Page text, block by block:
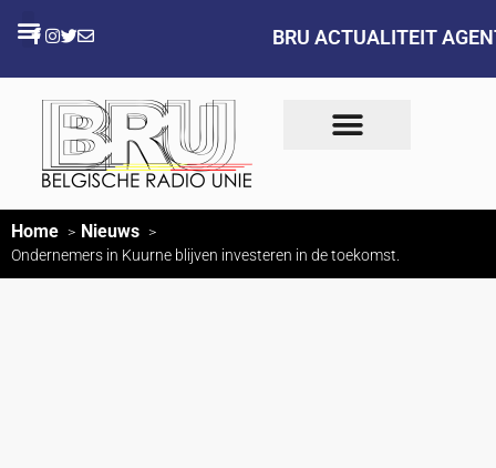
BRU ACTUALITEIT
Home Nieuws
Ondernemers in Kuurne blijven investeren in de toekomst.